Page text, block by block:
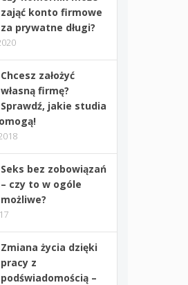
zająć konto firmowe
za prywatne długi?
Chcesz założyć
własną firmę?
Sprawdź, jakie studia
Seks bez zobowiązań
– czy to w ogóle
możliwe?
Zmiana życia dzięki
pracy z
podświadomością –